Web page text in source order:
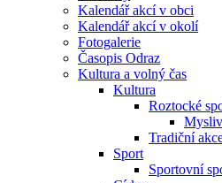
Kalendář akcí v obci
Kalendář akcí v okolí
Fotogalerie
Časopis Odraz
Kultura a volný čas
Kultura
Roztocké
Tradiční
Sport
Sportovní